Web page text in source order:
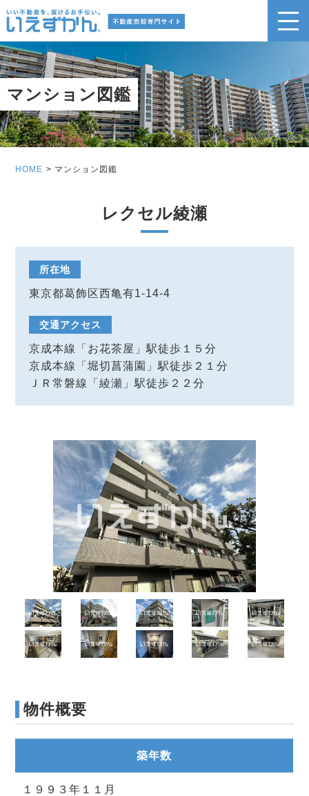
マンション図鑑
HOME マンション図鑑
レクセル綾瀬
所在地
東京都葛飾区西亀有1-14-4
交通アクセス
京成本線「お花茶屋」駅徒歩１５分
京成本線「堀切菖蒲園」駅徒歩２１分
ＪＲ常磐線「綾瀬」駅徒歩２２分
物件概要
築年数
１９９３年１１月